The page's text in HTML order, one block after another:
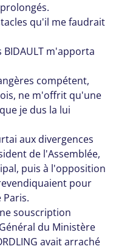
qu'il me faudrait
BIDAULT m'apporta
compétent,
ne m'offrit qu'une
je dus la lui
aux divergences
de l'Assemblée,
puis à l'opposition
pour
souscription
du Ministère
avait arraché